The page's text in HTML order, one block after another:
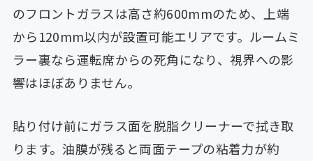
のフロントガラスは高さ約600mmのため、上端
から120mm以内が設置可能エリアです。ルームミ
ラー裏なら運転席からの死角になり、視界への影
響はほぼありません。
貼り付け前にガラス面を脱脂クリーナーで拭き取
ります。油膜が残ると両面テープの粘着力が約